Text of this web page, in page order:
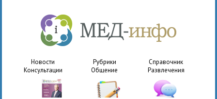
Новости Рубрики
Справочник
Консультации
Общение Развлечения